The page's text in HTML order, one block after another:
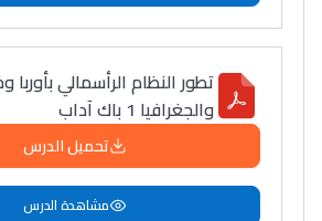
تطور النظام الرأسمالي بأوربا
والجغرافيا 1 باك آداب
تحميل الدرس
مشاهدة الدرس